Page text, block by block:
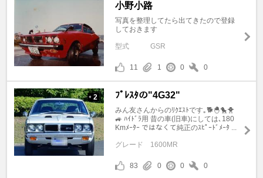
小野小路
写真を整理してたら出てきたので登録
しておきます
型式 GSR
11 1 0 0
+ 2 ﾌﾟﾚｽﾀの"4G32"
みん友さんからのﾘｸｴｽﾄです｡🐕🐣🐤🐥
🚙 ﾊｲﾄﾞﾗ用 昔の車(旧車)にしては､180
Kmﾒｰﾀｰ ではなくて純正のｽﾋﾟｰﾄﾞﾒｰﾀ ...
グレード 1600MR
83 0 0 0